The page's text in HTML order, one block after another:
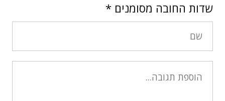
שדות החובה מסומנים *